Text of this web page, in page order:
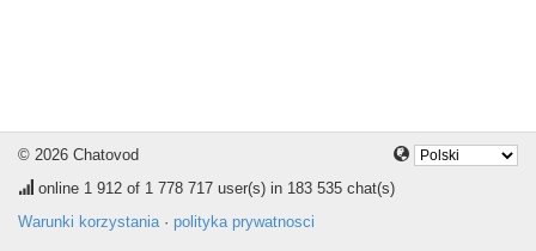
© 2026 Chatovod
online 1 912 of 1 778 717 user(s) in 183 535 chat(s)
Warunki korzystania· polityka prywatnosci